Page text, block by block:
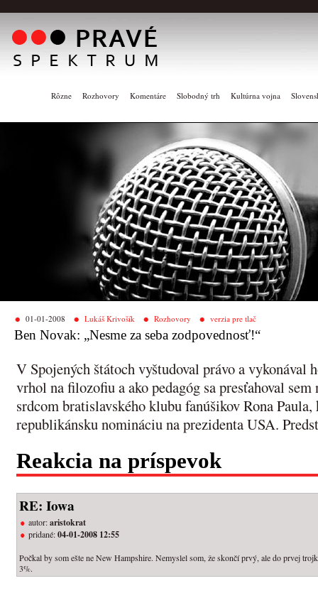
Rôzne Rozhovory Komentáre Slobodný trh Kultúrna vojna
01-01-2008 Lukáš Krivošík Rozhovory verzia pre tlač
Ben Novak: „Nesme za seba zodpovednosť!“
V Spojených štátoch vyštudoval právo a vykonával
vrhol na filozofiu a ako pedagóg sa presťahoval
srdcom bratislavského klubu fanúšikov Rona Paula,
republikánsku nomináciu na prezidenta USA.
Reakcia na príspevok
RE: Iowa
autor:aristokrat
pridané:04-01-2008 12:55
Počkal by som ešte ne New Hampshire. Nemyslel som, že skončí prvý, ale do prvej
3%.